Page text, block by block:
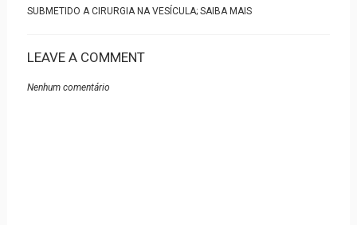
SUBMETIDO A CIRURGIA NA VESÍCULA; SAIBA MAIS
LEAVE A COMMENT
Nenhum comentário